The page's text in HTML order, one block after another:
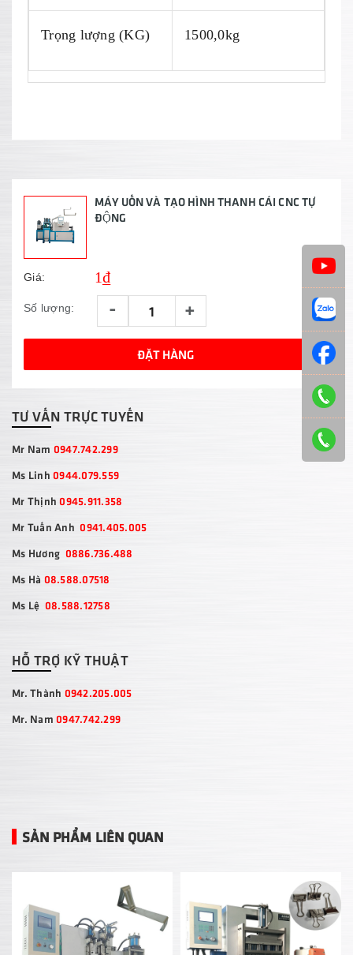
Trọng lượng (KG) 1500,0kg
MÁY UỐN VÀ TẠO HÌNH THANH CÁI CNC TỰ
ĐỘNG
Giá: 1₫
Số lượng: - +
ĐẶT HÀNG
TƯ VẤN TRỰC TUYẾN
Mr Nam 0947.742.299
Ms Linh 0944.079.559
Mr Thịnh0945.911.358
Mr Tuấn Anh0941.405.005
Ms Hương 0886.736.488
Ms Hà 08.588.07518
Ms Lệ 08.588.12758
HỖ TRỢ KỸ THUẬT
Mr. Thành 0942.205.005
Mr. Nam 0947.742.299
SẢN PHẨM LIÊN QUAN